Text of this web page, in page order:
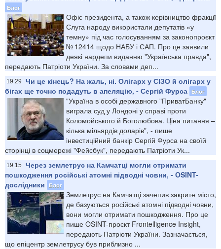
Блог
Офіс президента, а також керівництво фракції
Слуга народу використали депутатів «у
темну» під час голосуванням за законопроєкт
№ 12414 щодо НАБУ і САП. Про це заявили
деякі нардепи виданню "Українська правда",
передають Патріоти України. За словами деп...
19:29
Чи це кінець? На жаль, ні. Олігарх у СІЗО й олігарх у
бігах ще точно подадуть в апеляцію, - Сергій Фурса Блог
"Україна в особі державного "ПриватБанку"
виграла суд у Лондоні у справі проти
Коломойського й Боголюбова. Ціна питання –
кілька мільярдів доларів", - пише
інвестиційний банкір Сергій Фурса на своїй
сторінці в соцмережі "Фейсбук", передають Патріоти Ук...
19:15
Через землетрус на Камчатці могли отримати
пошкодження російські атомні підводні човни, - OSINT-
дослідники
Блог
Землетрус на Камчатці зачепив закрите місто,
де базуються російські атомні підводні човни,
вони могли отримати пошкодження. Про це
пише OSINT-проєкт Frontelligence Insight,
передають Патріоти України. Зазначається,
що епіцентр землетрусу був приблизно ...